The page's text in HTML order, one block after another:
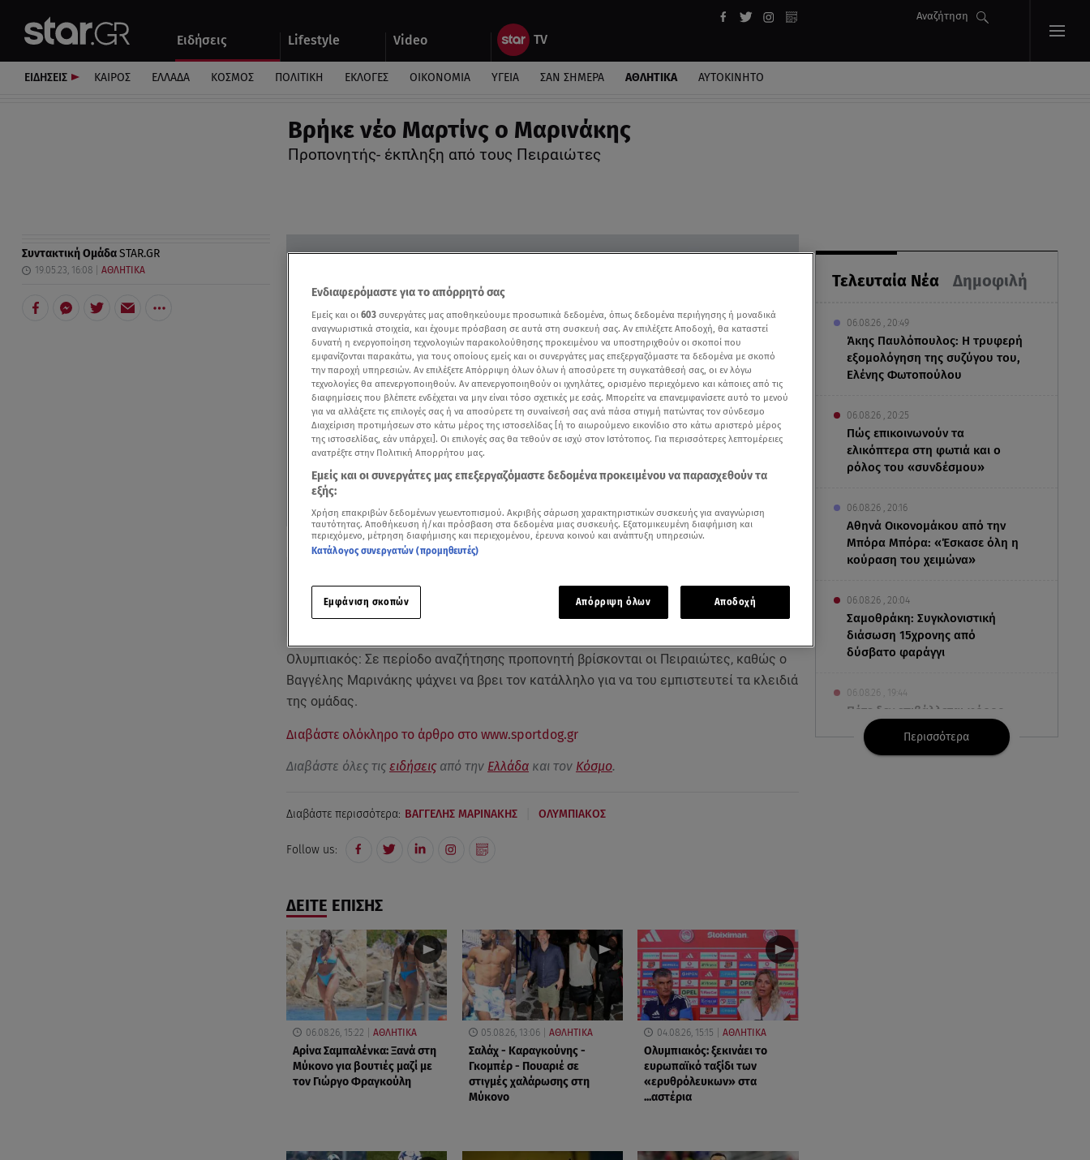
Ειδήσεις Lifestyle Video
Αναζήτηση
Αυτοκίνητο
ΕΙΔΗΣΕΙΣ ΚΑΙΡΟΣ ΕΛΛΑΔΑ ΚΟΣΜΟΣ ΠΟΛΙΤΙΚΗ ΕΚΛΟΓΕΣ ΟΙΚΟΝΟΜΙΑ ΥΓΕΙΑ ΣΑΝ ΣΗΜΕΡΑ ΑΘΛΗΤΙΚΑ ΑΥΤΟΚΙΝΗΤΟ
Βρήκε νέο Μαρτίνς ο Μαρινάκης
Προπονητής- έκπληξη από τους Πειραιώτες
Τελευταία Νέα Δημοφιλή
06.08.26 , 20:49
Άκης Παυλόπουλος: Η τρυφερή
εξομολόγηση της συζύγου του,
Ελένης Φωτοπούλου
06.08.26 , 20:25
Πώς επικοινωνούν τα
ελικόπτερα στη φωτιά και ο
ρόλος του «συνδέσμου»
06.08.26 , 20:16
Αθηνά Οικονομάκου από την
Μπόρα Μπόρα: «Έσκασε όλη η
κούραση του χειμώνα»
06.08.26 , 20:04
Σαμοθράκη: Συγκλονιστική
διάσωση 15χρονης από
δύσβατο φαράγγι
06.08.26 , 19:44
Πότε δεν επιβάλλεται φόρος
κληρονομιάς σε τραπεζικές
καταθέσεις
Περισσότερα
Συντακτική ΟμάδαSTAR.GR
19.05.23, 16:08 ΑΘΛΗΤΙΚΑ
Δείτε περισσότερα άρθρα μας στην αναζήτηση σας
Πρόσθηκη star.gr στις επιλογές σας
Add star.gr on Google
Ολυμπιακός: Σε περίοδο αναζήτησης προπονητή βρίσκονται οι Πειραιώτες, καθώς ο
Βαγγέλης Μαρινάκης ψάχνει να βρει τον κατάλληλο για να του εμπιστευτεί τα κλειδιά
της ομάδας.
Διαβάστε ολόκληρο το άρθρο στο www.sportdog.gr
Διαβάστε όλες τις ειδήσειςαπό την Ελλάδακαι τον Κόσμο.
Διαβάστε περισσότερα: ΒΑΓΓΕΛΗΣ ΜΑΡΙΝΑΚΗΣ ΟΛΥΜΠΙΑΚΟΣ
Follow us:
ΔΕΙΤΕ ΕΠΙΣΗΣ
06.08.26, 15:22 ΑΘΛΗΤΙΚΑ
Αρίνα Σαμπαλένκα: Ξανά στη
Μύκονο για βουτιές μαζί με
τον Γιώργο Φραγκούλη
05.08.26, 13:06 ΑΘΛΗΤΙΚΑ
Σαλάχ - Καραγκούνης -
Γκομπέρ - Πουαριέ σε
στιγμές χαλάρωσης στη
Μύκονο
04.08.26, 15:15 ΑΘΛΗΤΙΚΑ
Ολυμπιακός: ξεκινάει το
ευρωπαϊκό ταξίδι των
«ερυθρόλευκων» στα
...αστέρια
Ενδιαφερόμαστε για το απόρρητό σας
Εμείς και οι 603 συνεργάτες μας αποθηκεύουμε προσωπικά δεδομένα, όπως δεδομένα περιήγησης ή μοναδικά
αναγνωριστικά στοιχεία, και έχουμε πρόσβαση σε αυτά στη συσκευή σας. Αν επιλέξετε Αποδοχή, θα καταστεί
δυνατή η ενεργοποίηση τεχνολογιών παρακολούθησης προκειμένου να υποστηριχθούν οι σκοποί που
εμφανίζονται παρακάτω, για τους οποίους εμείς και οι συνεργάτες μας επεξεργαζόμαστε τα δεδομένα με σκοπό
την παροχή υπηρεσιών. Αν επιλέξετε Απόρριψη όλων όλων ή αποσύρετε τη συγκατάθεσή σας, οι εν λόγω
τεχνολογίες θα απενεργοποιηθούν. Αν απενεργοποιηθούν οι ιχνηλάτες, ορισμένο περιεχόμενο και κάποιες από τις
διαφημίσεις που βλέπετε ενδέχεται να μην είναι τόσο σχετικές με εσάς. Μπορείτε να επανεμφανίσετε αυτό το μενού
για να αλλάξετε τις επιλογές σας ή να αποσύρετε τη συναίνεσή σας ανά πάσα στιγμή πατώντας τον σύνδεσμο
Διαχείριση προτιμήσεων στο κάτω μέρος της ιστοσελίδας [ή το αιωρούμενο εικονίδιο στο κάτω αριστερό μέρος
της ιστοσελίδας, εάν υπάρχει]. Οι επιλογές σας θα τεθούν σε ισχύ στον Ιστότοπος. Για περισσότερες λεπτομέρειες
ανατρέξτε στην Πολιτική Απορρήτου μας.
Εμείς και οι συνεργάτες μας επεξεργαζόμαστε δεδομένα προκειμένου να παρασχεθούν τα
εξής:
Χρήση επακριβών δεδομένων γεωεντοπισμού. Ακριβής σάρωση χαρακτηριστικών συσκευής για αναγνώριση
ταυτότητας. Αποθήκευση ή/και πρόσβαση στα δεδομένα μιας συσκευής. Εξατομικευμένη διαφήμιση και
περιεχόμενο, μέτρηση διαφήμισης και περιεχομένου, έρευνα κοινού και ανάπτυξη υπηρεσιών.
Κατάλογος συνεργατών (προμηθευτές)
Εμφάνιση σκοπών Απόρριψη όλων Αποδοχή